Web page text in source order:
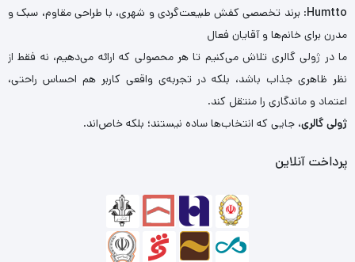
Humtto: برند تخصصی کفش طبیعت‌گردی و شهری، با طراحی مقاوم، سبک و
مدرن برای خانم‌ها و آقایان فعال
ما در ژولی گالری تلاش می‌کنیم تا هر محصولی که ارائه می‌دهیم، نه فقط از
نظر ظاهری جذاب باشد، بلکه در تجربه‌ی واقعی کاربر هم احساس راحتی،
اعتماد و ماندگاری را منتقل کند.
ژولی گالری، جایی که انتخاب‌ها ساده نیستند؛ بلکه خاص‌اند.
پرداخت آنلاین